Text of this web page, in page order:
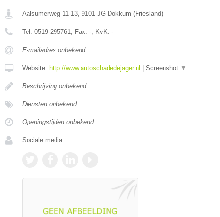
Aalsumerweg 11-13, 9101 JG Dokkum (Friesland)
Tel: 0519-295761, Fax: -, KvK: -
E-mailadres onbekend
Website: http://www.autoschadedejager.nl Screenshot ▼
Beschrijving onbekend
Diensten onbekend
Openingstijden onbekend
Sociale media: